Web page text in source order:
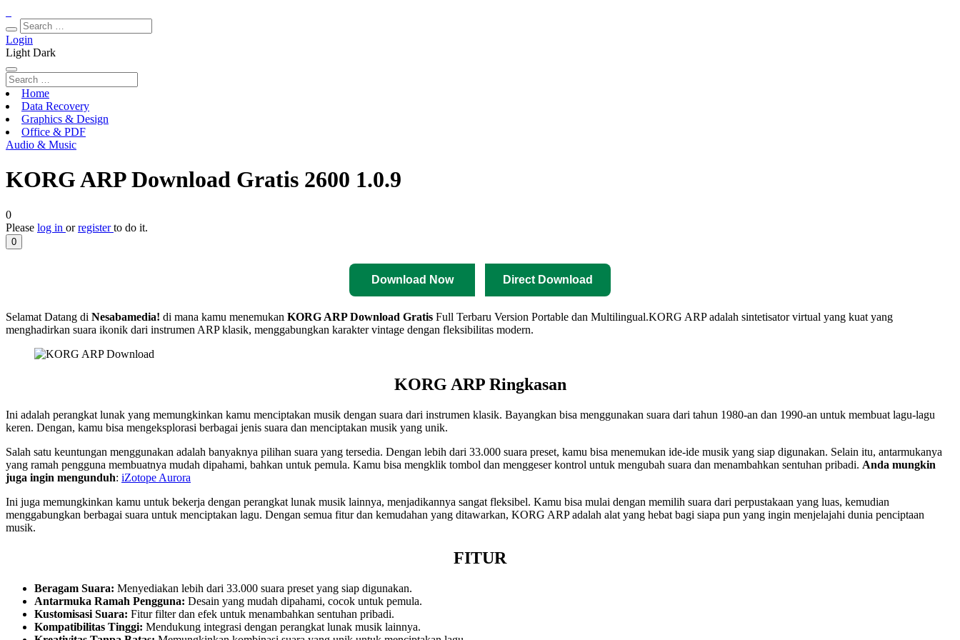
Login
Light Dark
Home
Data Recovery
Graphics & Design
Office & PDF
Audio & Music
KORG ARP Download Gratis 2600 1.0.9
0
Please log in orregisterto do it.
0
Download Now Direct Download
Selamat Datang di Nesabamedia! di mana kamu menemukan KORG ARPDownload Gratis Full Terbaru Version Portable dan Multilingual.KORG ARP adalah sintetisator virtual yang kuat yang
menghadirkan suara ikonik dari instrumen ARP klasik, menggabungkan karakter vintage dengan fleksibilitas modern.
KORG ARP Ringkasan
Ini adalah perangkat lunak yang memungkinkan kamu menciptakan musik dengan suara dari instrumen klasik. Bayangkan bisa menggunakan suara dari tahun 1980-an dan 1990-an untuk membuat lagu-lagu
keren. Dengan, kamu bisa mengeksplorasi berbagai jenis suara dan menciptakan musik yang unik.
Salah satu keuntungan menggunakan adalah banyaknya pilihan suara yang tersedia. Dengan lebih dari 33.000 suara preset, kamu bisa menemukan ide-ide musik yang siap digunakan. Selain itu, antarmukanya
yang ramah pengguna membuatnya mudah dipahami, bahkan untuk pemula. Kamu bisa mengklik tombol dan menggeser kontrol untuk mengubah suara dan menambahkan sentuhan pribadi. Anda mungkin
juga ingin mengunduh: iZotope Aurora
Ini juga memungkinkan kamu untuk bekerja dengan perangkat lunak musik lainnya, menjadikannya sangat fleksibel. Kamu bisa mulai dengan memilih suara dari perpustakaan yang luas, kemudian
menggabungkan berbagai suara untuk menciptakan lagu. Dengan semua fitur dan kemudahan yang ditawarkan, KORG ARP adalah alat yang hebat bagi siapa pun yang ingin menjelajahi dunia penciptaan
musik.
FITUR
Beragam Suara: Menyediakan lebih dari 33.000 suara preset yang siap digunakan.
Antarmuka Ramah Pengguna: Desain yang mudah dipahami, cocok untuk pemula.
Kustomisasi Suara: Fitur filter dan efek untuk menambahkan sentuhan pribadi.
Kompatibilitas Tinggi: Mendukung integrasi dengan perangkat lunak musik lainnya.